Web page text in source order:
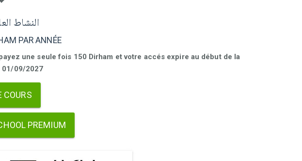
النشاط
PAR ANNÉE
une seule fois 150 Dirham et votre accés expire au début de la
01/09/2027
COURS
PREMIUM